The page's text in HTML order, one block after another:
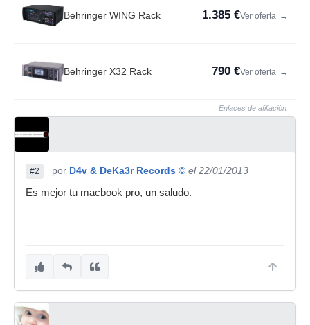
Behringer WING Rack 1.385 €Ver oferta →
Behringer X32 Rack 790 €Ver oferta →
Enlaces de afiliación
#2 por D4v & DeKa3r Records © el 22/01/2013
Es mejor tu macbook pro, un saludo.